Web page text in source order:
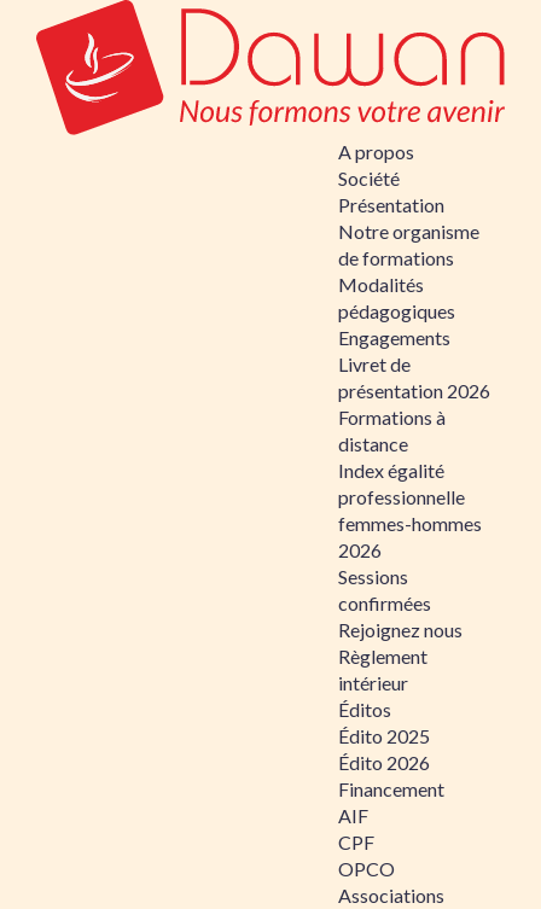
A propos
Société
Présentation
Notre organisme
de formations
Modalités
pédagogiques
Engagements
Livret de
présentation 2026
Formations à
distance
Index égalité
professionnelle
femmes-hommes
2026
Sessions
confirmées
Rejoignez nous
Règlement
intérieur
Éditos
Édito 2025
Édito 2026
Financement
AIF
CPF
OPCO
Associations